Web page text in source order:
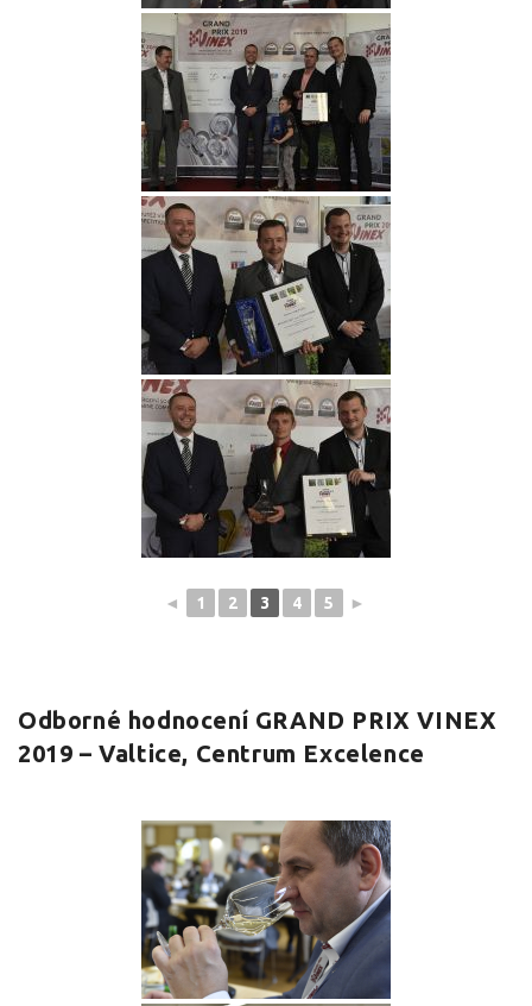
◄ 1 2 3 4 5 ►
Odborné hodnocení GRAND PRIX VINEX
2019 – Valtice, Centrum Excelence